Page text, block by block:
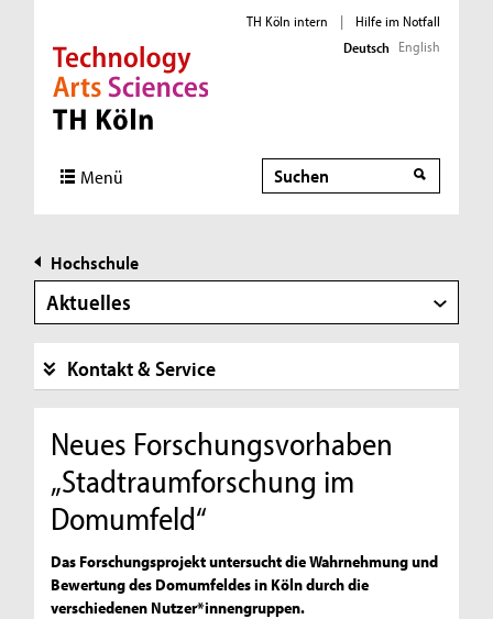
Direkt zur Hauptnavigation
Direkt zur Subnavigation
Direkt zum Inhalt
Direkt zum Fußbereich
TH Köln intern |
Hilfe im Notfall
Deutsch English
Menü Suche
Hochschule
Aktuelles
Kontakt & Service
Neues Forschungsvorhaben
„Stadtraumforschung im
Domumfeld“
Das Forschungsprojekt untersucht die Wahrnehmung und
Bewertung des Domumfeldes in Köln durch die
verschiedenen Nutzer*innengruppen.